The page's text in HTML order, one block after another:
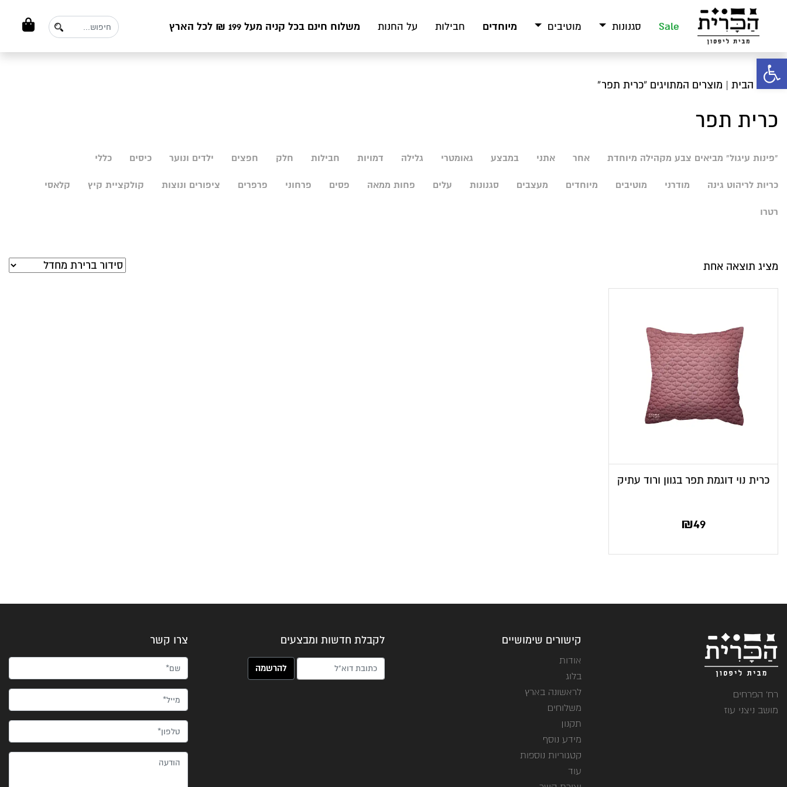
פתח סרגל נגישות
Sale סגנונות מוטיבים מיוחדים חבילות על החנות משלוח חינם בכל קניה מעל 199 ₪ לכל הארץ
עמוד הבית | מוצרים המתויגים “כרית תפר”
כרית תפר
"פינות עיגול" מביאים צבע מקהילה מיוחדת אחר אתני במבצע גאומטרי גלילה דמויות חבילות חלק חפצים ילדים ונוער כיסים כללי
כריות לריהוט גינה מודרני מוטיבים מיוחדים מעצבים סגנונות עלים פחות ממאה פסים פרחוני פרפרים ציפורים ונוצות קולקציית קיץ קלאסי
רטרו
מציג תוצאה אחת
כרית נוי דוגמת תפר בגוון ורוד עתיק
₪49
רח' הפרחים
מושב ניצני עוז
קישורים שימושיים
אודות
בלוג
לראשונה בארץ
משלוחים
תקנון
מידע נוסף
קטגוריות נוספות
עוד
לקבלת חדשות ומבצעים
האימייל שלך (חובה)
צרו קשר
שם*
מייל*
טלפון*
הודעה